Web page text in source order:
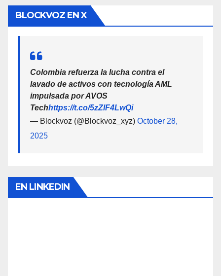
BLOCKVOZ EN X
Colombia refuerza la lucha contra el
lavado de activos con tecnología AML
impulsada por AVOS
Techhttps://t.co/5zZlF4LwQi
— Blockvoz (@Blockvoz_xyz) October 28,
2025
EN LINKEDIN